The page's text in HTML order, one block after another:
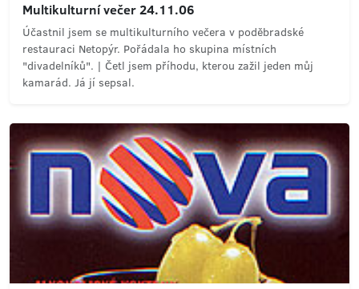
Multikulturní večer 24.11.06
Účastnil jsem se multikulturního večera v poděbradské
restauraci Netopýr. Pořádala ho skupina místních
"divadelníků". | Četl jsem příhodu, kterou zažil jeden můj
kamarád. Já jí sepsal.